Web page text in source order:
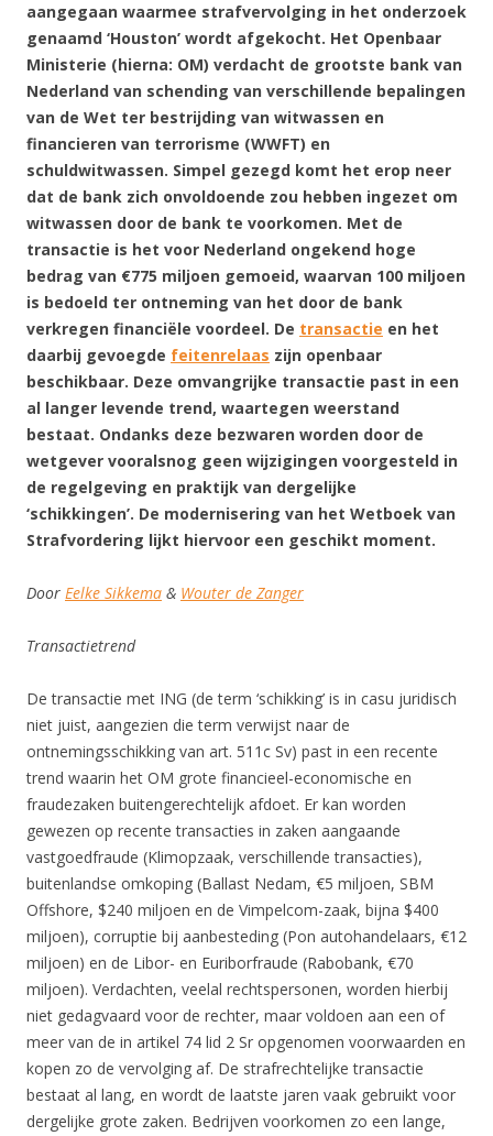
aangegaan waarmee strafvervolging in het onderzoek
genaamd ‘Houston’ wordt afgekocht. Het Openbaar
Ministerie (hierna: OM) verdacht de grootste bank van
Nederland van schending van verschillende bepalingen
van de Wet ter bestrijding van witwassen en
financieren van terrorisme (WWFT) en
schuldwitwassen. Simpel gezegd komt het erop neer
dat de bank zich onvoldoende zou hebben ingezet om
witwassen door de bank te voorkomen. Met de
transactie is het voor Nederland ongekend hoge
bedrag van €775 miljoen gemoeid, waarvan 100 miljoen
is bedoeld ter ontneming van het door de bank
verkregen financiële voordeel. De transactie en het
daarbij gevoegde feitenrelaas zijn openbaar
beschikbaar. Deze omvangrijke transactie past in een
al langer levende trend, waartegen weerstand
bestaat. Ondanks deze bezwaren worden door de
wetgever vooralsnog geen wijzigingen voorgesteld in
de regelgeving en praktijk van dergelijke
‘schikkingen’. De modernisering van het Wetboek van
Strafvordering lijkt hiervoor een geschikt moment.
Door Eelke Sikkema & Wouter de Zanger
Transactietrend
De transactie met ING (de term ‘schikking’ is in casu juridisch
niet juist, aangezien die term verwijst naar de
ontnemingsschikking van art. 511c Sv) past in een recente
trend waarin het OM grote financieel-economische en
fraudezaken buitengerechtelijk afdoet. Er kan worden
gewezen op recente transacties in zaken aangaande
vastgoedfraude (Klimopzaak, verschillende transacties),
buitenlandse omkoping (Ballast Nedam, €5 miljoen, SBM
Offshore, $240 miljoen en de Vimpelcom-zaak, bijna $400
miljoen), corruptie bij aanbesteding (Pon autohandelaars, €12
miljoen) en de Libor- en Euriborfraude (Rabobank, €70
miljoen). Verdachten, veelal rechtspersonen, worden hierbij
niet gedagvaard voor de rechter, maar voldoen aan een of
meer van de in artikel 74 lid 2 Sr opgenomen voorwaarden en
kopen zo de vervolging af. De strafrechtelijke transactie
bestaat al lang, en wordt de laatste jaren vaak gebruikt voor
dergelijke grote zaken. Bedrijven voorkomen zo een lange,